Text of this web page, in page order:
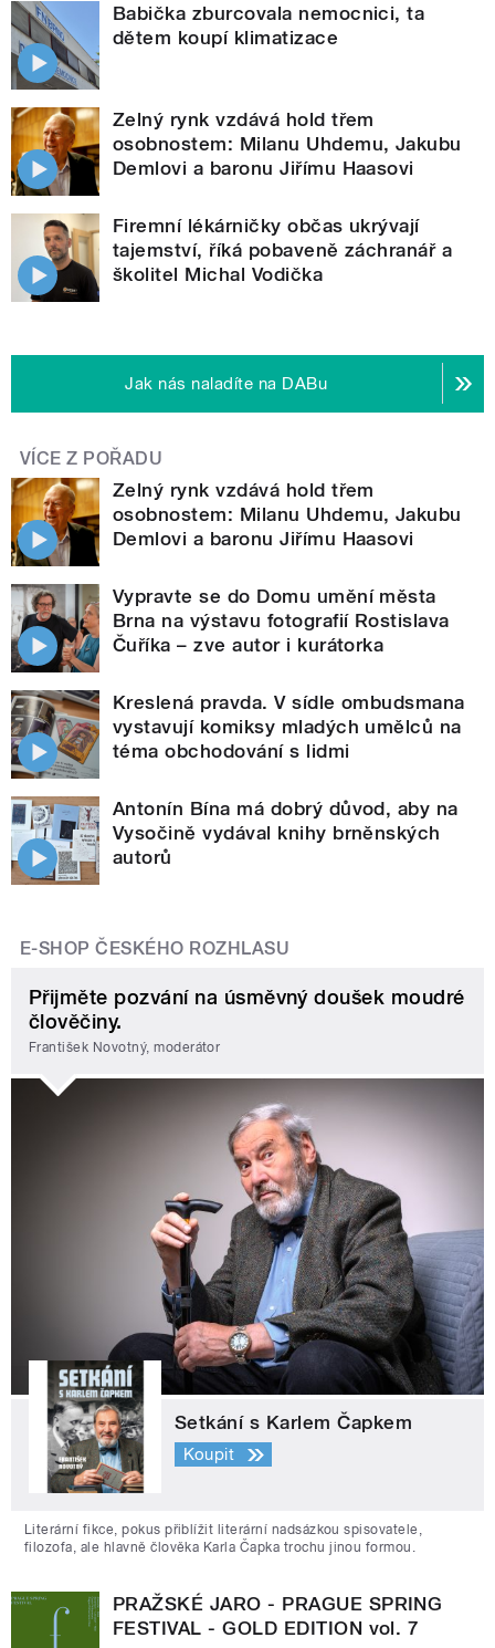
Babička zburcovala nemocnici, ta
dětem koupí klimatizace
Zelný rynk vzdává hold třem
osobnostem: Milanu Uhdemu, Jakubu
Demlovi a baronu Jiřímu Haasovi
Firemní lékárničky občas ukrývají
tajemství, říká pobaveně záchranář a
školitel Michal Vodička
Jak nás naladíte na DABu
VÍCE Z POŘADU
Zelný rynk vzdává hold třem
osobnostem: Milanu Uhdemu, Jakubu
Demlovi a baronu Jiřímu Haasovi
Vypravte se do Domu umění města
Brna na výstavu fotografií Rostislava
Čuříka – zve autor i kurátorka
Kreslená pravda. V sídle ombudsmana
vystavují komiksy mladých umělců na
téma obchodování s lidmi
Antonín Bína má dobrý důvod, aby na
Vysočině vydával knihy brněnských
autorů
E-SHOP ČESKÉHO ROZHLASU
Přijměte pozvání na úsměvný doušek moudré
člověčiny.
František Novotný, moderátor
Setkání s Karlem Čapkem
Koupit
Literární fikce, pokus přiblížit literární nadsázkou spisovatele,
filozofa, ale hlavně člověka Karla Čapka trochu jinou formou.
PRAŽSKÉ JARO - PRAGUE SPRING
FESTIVAL - GOLD EDITION vol. 7